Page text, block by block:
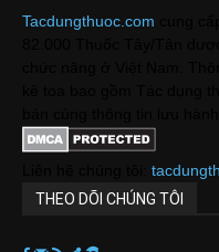
Tacdungthuoc.com
THEO DÕI CHÚNG TÔI